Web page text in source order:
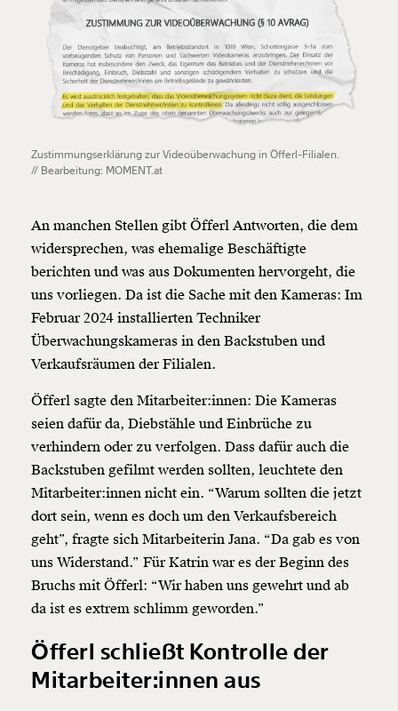
Zustimmungserklärung zur Videoüberwachung in Öfferl-Filialen.
// Bearbeitung: MOMENT.at
An manchen Stellen gibt Öfferl Antworten, die dem
widersprechen, was ehemalige Beschäftigte
berichten und was aus Dokumenten hervorgeht, die
uns vorliegen. Da ist die Sache mit den Kameras: Im
Februar 2024 installierten Techniker
Überwachungskameras in den Backstuben und
Verkaufsräumen der Filialen.
Öfferl sagte den Mitarbeiter:innen: Die Kameras
seien dafür da, Diebstähle und Einbrüche zu
verhindern oder zu verfolgen. Dass dafür auch die
Backstuben gefilmt werden sollten, leuchtete den
Mitarbeiter:innen nicht ein. “Warum sollten die jetzt
dort sein, wenn es doch um den Verkaufsbereich
geht”, fragte sich Mitarbeiterin Jana. “Da gab es von
uns Widerstand.” Für Katrin war es der Beginn des
Bruchs mit Öfferl: “Wir haben uns gewehrt und ab
da ist es extrem schlimm geworden.”
Öfferl schließt Kontrolle der
Mitarbeiter:innen aus